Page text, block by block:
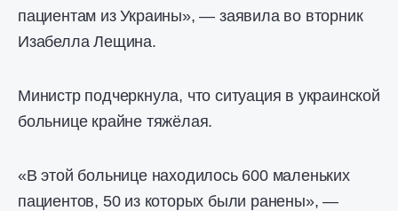
пациентам из Украины», — заявила во вторник
Изабелла Лещина.
Министр подчеркнула, что ситуация в украинской
больнице крайне тяжёлая.
«В этой больнице находилось 600 маленьких
пациентов, 50 из которых были ранены», —